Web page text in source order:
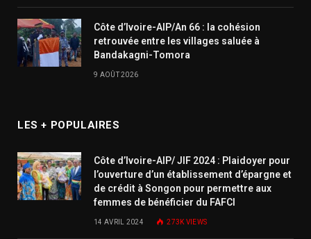
Côte d’Ivoire-AIP/An 66 : la cohésion
retrouvée entre les villages saluée à
Bandakagni-Tomora
9 AOÛT 2026
LES + POPULAIRES
Côte d’Ivoire-AIP/ JIF 2024 : Plaidoyer pour
l’ouverture d’un établissement d’épargne et
de crédit à Songon pour permettre aux
femmes de bénéficier du FAFCI
14 AVRIL 2024 273KVIEWS